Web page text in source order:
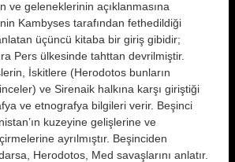
ve geleneklerinin açıklanmasına
Kambyses tarafından fethedildiği
üçüncü kitaba bir giriş gibidir;
Pers ülkesinde tahttan devrilmiştir.
İskitlere (Herodotos bunların
ve Sirenaik halkına karşı giriştiği
ve etnografya bilgileri verir. Beşinci
kuzeyine gelişlerine ve
ayrılmıştır. Beşinciden
Herodotos, Med savaşlarını anlatır.